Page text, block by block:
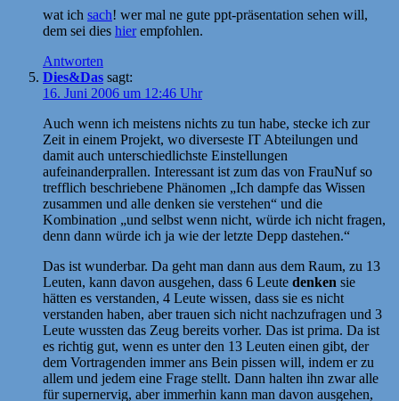
wat ich sach! wer mal ne gute ppt-präsentation sehen will,
dem sei dies hierempfohlen.
Antworten
Dies&Das sagt:
16. Juni 2006 um 12:46 Uhr
Auch wenn ich meistens nichts zu tun habe, stecke ich zur
Zeit in einem Projekt, wo diverseste IT Abteilungen und
damit auch unterschiedlichste Einstellungen
aufeinanderprallen. Interessant ist zum das von FrauNuf so
trefflich beschriebene Phänomen „Ich dampfe das Wissen
zusammen und alle denken sie verstehen“ und die
Kombination „und selbst wenn nicht, würde ich nicht fragen,
denn dann würde ich ja wie der letzte Depp dastehen.“
Das ist wunderbar. Da geht man dann aus dem Raum, zu 13
Leuten, kann davon ausgehen, dass 6 Leute denken sie
hätten es verstanden, 4 Leute wissen, dass sie es nicht
verstanden haben, aber trauen sich nicht nachzufragen und 3
Leute wussten das Zeug bereits vorher. Das ist prima. Da ist
es richtig gut, wenn es unter den 13 Leuten einen gibt, der
dem Vortragenden immer ans Bein pissen will, indem er zu
allem und jedem eine Frage stellt. Dann halten ihn zwar alle
für supernervig, aber immerhin kann man davon ausgehen,